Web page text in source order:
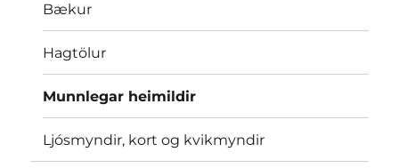
Bækur
Hagtölur
Munnlegar heimildir
Ljósmyndir, kort og kvikmyndir